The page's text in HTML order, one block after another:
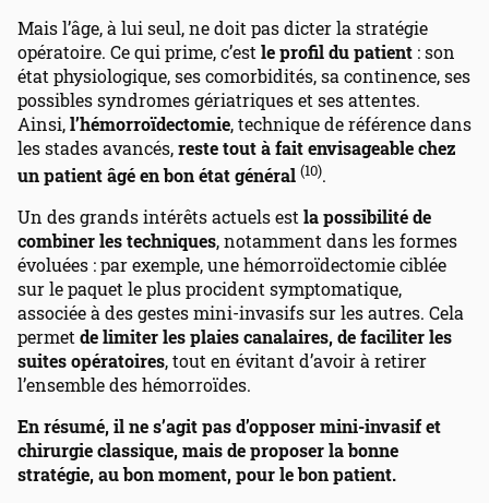
Mais l’âge, à lui seul, ne doit pas dicter la stratégie
opératoire. Ce qui prime, c’est le profil du patient : son
état physiologique, ses comorbidités, sa continence, ses
possibles syndromes gériatriques et ses attentes.
Ainsi,l’hémorroïdectomie, technique de référence dans
les stades avancés,reste tout à fait envisageable chez
un patient âgé en bon état général (10).
Un des grands intérêts actuels estla possibilité de
combiner les techniques, notamment dans les formes
évoluées : par exemple, une hémorroïdectomie ciblée
sur le paquet le plus procident symptomatique,
associée à des gestes mini-invasifs sur les autres. Cela
permetde limiter les plaies canalaires, de faciliter les
suites opératoires, tout en évitant d’avoir à retirer
l’ensemble des hémorroïdes.
En résumé, il ne s’agit pas d’opposer mini-invasif et
chirurgie classique, mais de proposer la bonne
stratégie, au bon moment, pour le bon patient.